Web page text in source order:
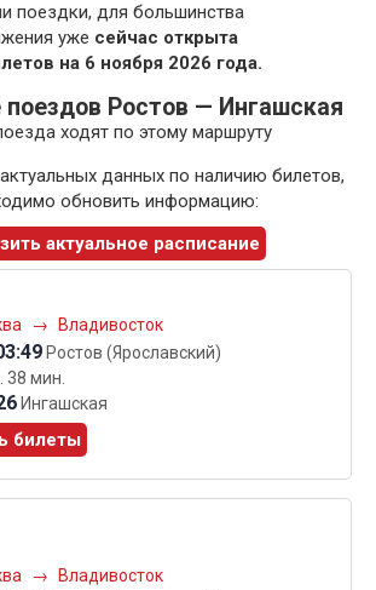
поездки, для большинства
уже сейчас открыта
на 6 ноября 2026 года.
поездов Ростов — Ингашская
ходят по этому маршруту
данных по наличию билетов,
обновить информацию:
актуальное расписание
→ Владивосток
Ростов (Ярославский)
38 мин.
Ингашская
билеты
→ Владивосток